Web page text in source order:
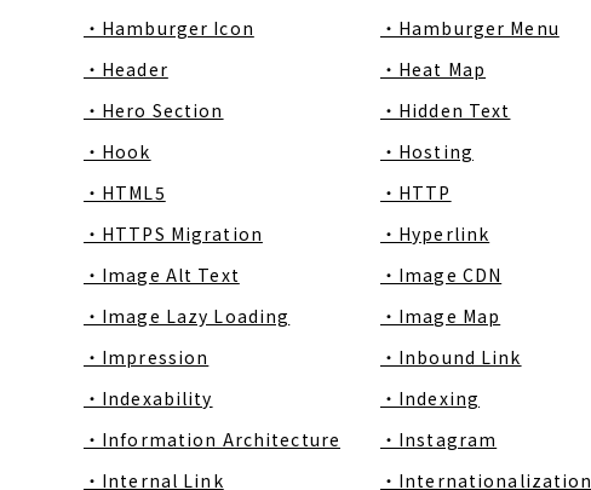
・Hamburger Icon
・Hamburger Menu
・Header
・Heat Map
・Hero Section
・Hidden Text
・Hook
・Hosting
・HTML5
・HTTP
・HTTPS Migration
・Hyperlink
・Image Alt Text
・Image CDN
・Image Lazy Loading
・Image Map
・Impression
・Inbound Link
・Indexability
・Indexing
・Information Architecture
・Instagram
・Internal Link
・Internationalization